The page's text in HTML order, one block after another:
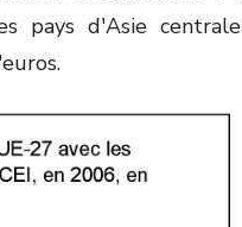
pays d'Asie centrale